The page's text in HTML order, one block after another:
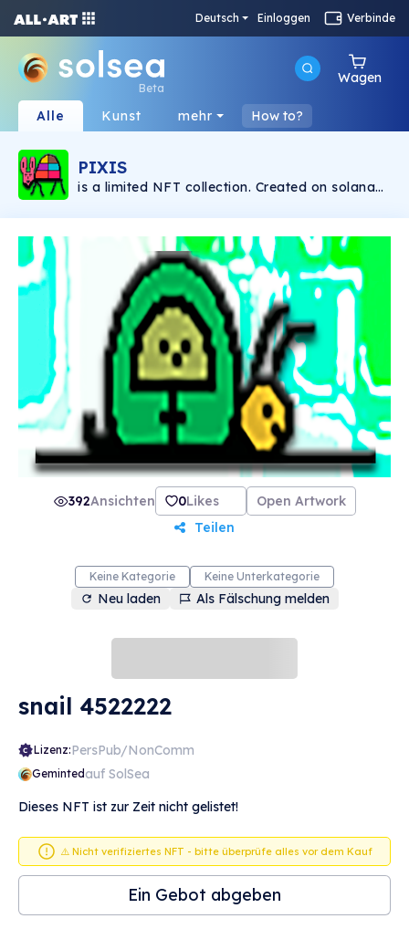
Deutsch Einloggen Verbinde
Beta
Wagen
Alle Kunst mehr How to?
PIXIS
is a limited NFT collection. Created on solana
Ballester.
392Ansichten 0Likes
Open Artwork
Teilen
Keine Kategorie Keine Unterkategorie
Neu laden Als Fälschung melden
snail 4522222
Lizenz:PersPub/NonComm
Gemintedauf SolSea
Dieses NFT ist zur Zeit nicht gelistet!
⚠️ Nicht verifiziertes NFT - bitte überprüfe alles vor dem Kauf
Ein Gebot abgeben